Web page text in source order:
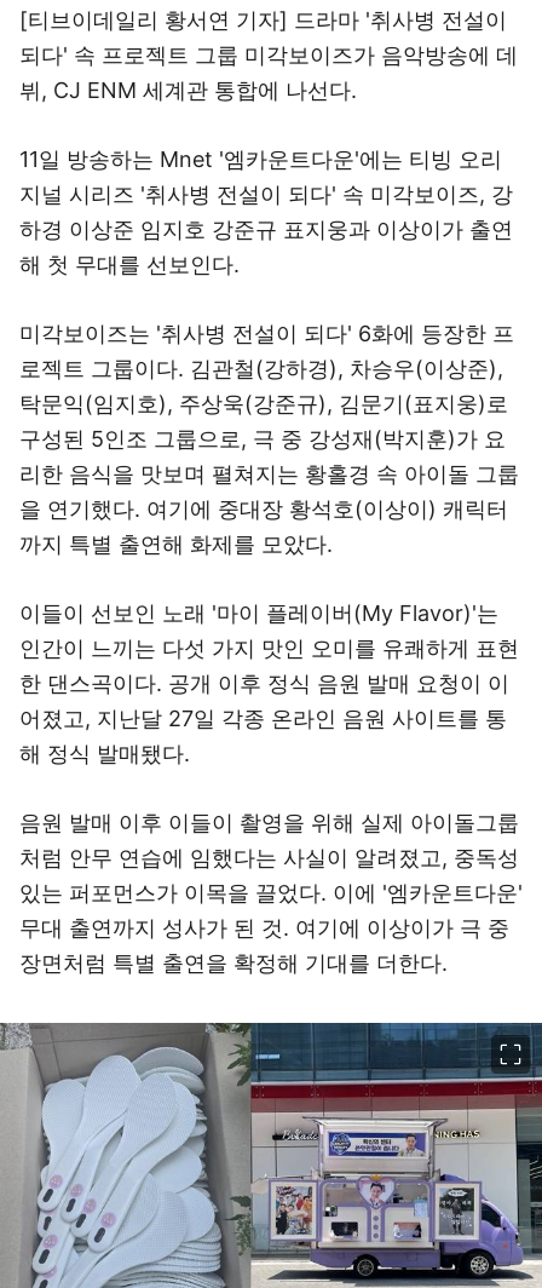
[티브이데일리 황서연 기자] 드라마 '취사병 전설이
되다' 속 프로젝트 그룹 미각보이즈가 음악방송에 데
뷔, CJ ENM 세계관 통합에 나선다.
11일 방송하는 Mnet '엠카운트다운'에는 티빙 오리
지널 시리즈 '취사병 전설이 되다' 속 미각보이즈, 강
하경 이상준 임지호 강준규 표지웅과 이상이가 출연
해 첫 무대를 선보인다.
미각보이즈는 '취사병 전설이 되다' 6화에 등장한 프
로젝트 그룹이다. 김관철(강하경), 차승우(이상준),
탁문익(임지호), 주상욱(강준규), 김문기(표지웅)로
구성된 5인조 그룹으로, 극 중 강성재(박지훈)가 요
리한 음식을 맛보며 펼쳐지는 황홀경 속 아이돌 그룹
을 연기했다. 여기에 중대장 황석호(이상이) 캐릭터
까지 특별 출연해 화제를 모았다.
이들이 선보인 노래 '마이 플레이버(My Flavor)'는
인간이 느끼는 다섯 가지 맛인 오미를 유쾌하게 표현
한 댄스곡이다. 공개 이후 정식 음원 발매 요청이 이
어졌고, 지난달 27일 각종 온라인 음원 사이트를 통
해 정식 발매됐다.
음원 발매 이후 이들이 촬영을 위해 실제 아이돌그룹
처럼 안무 연습에 임했다는 사실이 알려졌고, 중독성
있는 퍼포먼스가 이목을 끌었다. 이에 '엠카운트다운'
무대 출연까지 성사가 된 것. 여기에 이상이가 극 중
장면처럼 특별 출연을 확정해 기대를 더한다.